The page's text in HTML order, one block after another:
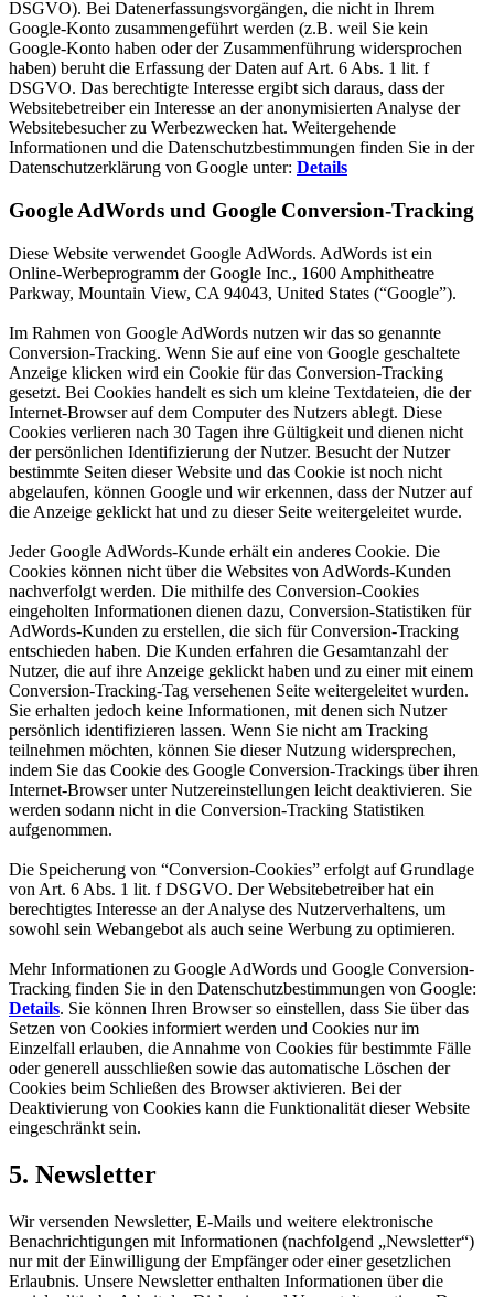
DSGVO). Bei Datenerfassungsvorgängen, die nicht in Ihrem
Google-Konto zusammengeführt werden (z.B. weil Sie kein
Google-Konto haben oder der Zusammenführung widersprochen
haben) beruht die Erfassung der Daten auf Art. 6 Abs. 1 lit. f
DSGVO. Das berechtigte Interesse ergibt sich daraus, dass der
Websitebetreiber ein Interesse an der anonymisierten Analyse der
Websitebesucher zu Werbezwecken hat. Weitergehende
Informationen und die Datenschutzbestimmungen finden Sie in der
Datenschutzerklärung von Google unter: Details
Google AdWords und Google Conversion-Tracking
Diese Website verwendet Google AdWords. AdWords ist ein
Online-Werbeprogramm der Google Inc., 1600 Amphitheatre
Parkway, Mountain View, CA 94043, United States (“Google”).
Im Rahmen von Google AdWords nutzen wir das so genannte
Conversion-Tracking. Wenn Sie auf eine von Google geschaltete
Anzeige klicken wird ein Cookie für das Conversion-Tracking
gesetzt. Bei Cookies handelt es sich um kleine Textdateien, die der
Internet-Browser auf dem Computer des Nutzers ablegt. Diese
Cookies verlieren nach 30 Tagen ihre Gültigkeit und dienen nicht
der persönlichen Identifizierung der Nutzer. Besucht der Nutzer
bestimmte Seiten dieser Website und das Cookie ist noch nicht
abgelaufen, können Google und wir erkennen, dass der Nutzer auf
die Anzeige geklickt hat und zu dieser Seite weitergeleitet wurde.
Jeder Google AdWords-Kunde erhält ein anderes Cookie. Die
Cookies können nicht über die Websites von AdWords-Kunden
nachverfolgt werden. Die mithilfe des Conversion-Cookies
eingeholten Informationen dienen dazu, Conversion-Statistiken für
AdWords-Kunden zu erstellen, die sich für Conversion-Tracking
entschieden haben. Die Kunden erfahren die Gesamtanzahl der
Nutzer, die auf ihre Anzeige geklickt haben und zu einer mit einem
Conversion-Tracking-Tag versehenen Seite weitergeleitet wurden.
Sie erhalten jedoch keine Informationen, mit denen sich Nutzer
persönlich identifizieren lassen. Wenn Sie nicht am Tracking
teilnehmen möchten, können Sie dieser Nutzung widersprechen,
indem Sie das Cookie des Google Conversion-Trackings über ihren
Internet-Browser unter Nutzereinstellungen leicht deaktivieren. Sie
werden sodann nicht in die Conversion-Tracking Statistiken
aufgenommen.
Die Speicherung von “Conversion-Cookies” erfolgt auf Grundlage
von Art. 6 Abs. 1 lit. f DSGVO. Der Websitebetreiber hat ein
berechtigtes Interesse an der Analyse des Nutzerverhaltens, um
sowohl sein Webangebot als auch seine Werbung zu optimieren.
Mehr Informationen zu Google AdWords und Google Conversion-
Tracking finden Sie in den Datenschutzbestimmungen von Google:
Details. Sie können Ihren Browser so einstellen, dass Sie über das
Setzen von Cookies informiert werden und Cookies nur im
Einzelfall erlauben, die Annahme von Cookies für bestimmte Fälle
oder generell ausschließen sowie das automatische Löschen der
Cookies beim Schließen des Browser aktivieren. Bei der
Deaktivierung von Cookies kann die Funktionalität dieser Website
eingeschränkt sein.
5. Newsletter
Wir versenden Newsletter, E-Mails und weitere elektronische
Benachrichtigungen mit Informationen (nachfolgend „Newsletter“)
nur mit der Einwilligung der Empfänger oder einer gesetzlichen
Erlaubnis. Unsere Newsletter enthalten Informationen über die